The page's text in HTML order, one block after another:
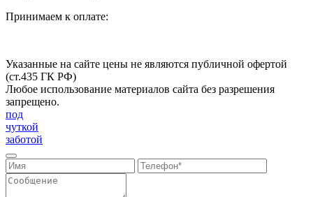
Принимаем к оплате:
Указанные на сайте цены не являются публичной офертой
(ст.435 ГК РФ)
Любое использование материалов сайта без разрешения
запрещено.
под
чуткой
заботой